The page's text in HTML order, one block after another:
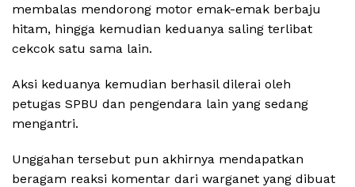
membalas mendorong motor emak-emak berbaju
hitam, hingga kemudian keduanya saling terlibat
cekcok satu sama lain.
Aksi keduanya kemudian berhasil dilerai oleh
petugas SPBU dan pengendara lain yang sedang
mengantri.
Unggahan tersebut pun akhirnya mendapatkan
beragam reaksi komentar dari warganet yang dibuat